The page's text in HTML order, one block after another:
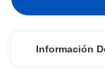
Información